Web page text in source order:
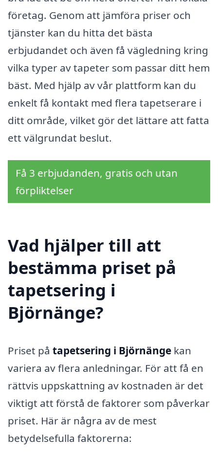
företag. Genom att jämföra priser och
tjänster kan du hitta det bästa
erbjudandet och även få vägledning kring
vilka typer av tapeter som passar ditt hem
bäst. Med hjälp av vår plattform kan du
enkelt få kontakt med flera tapetserare i
ditt område, vilket gör det lättare att fatta
ett välgrundat beslut.
Få 3 erbjudanden, gratis och utan
förpliktelser
Vad hjälper till att
bestämma priset på
tapetsering i
Björnänge?
Priset på tapetsering i Björnänge kan
variera av flera anledningar. För att få en
rättvis uppskattning av kostnaden är det
viktigt att förstå de faktorer som påverkar
priset. Här är några av de mest
betydelsefulla faktorerna: